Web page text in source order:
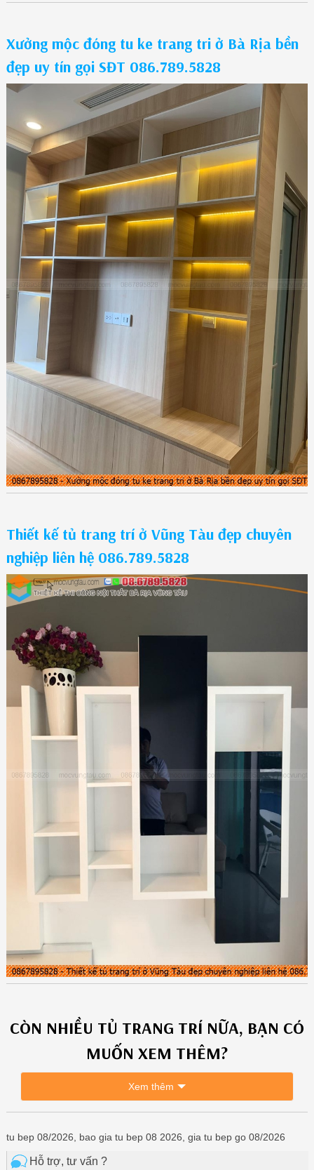
Xưởng mộc đóng tu ke trang tri ở Bà Rịa bền
đẹp uy tín gọi SĐT 086.789.5828
Thiết kế tủ trang trí ở Vũng Tàu đẹp chuyên
nghiệp liên hệ 086.789.5828
CÒN NHIỀU TỦ TRANG TRÍNỮA, BẠN CÓ
MUỐN XEM THÊM?
Xem thêm
tu bep 08/2026, bao gia tu bep 08 2026, gia tu bep go 08/2026
Hỗ trợ, tư vấn ?